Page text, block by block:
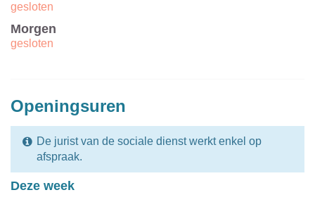
gesloten
Morgen
gesloten
Openingsuren
De jurist van de sociale dienst werkt enkel op
afspraak.
Deze week